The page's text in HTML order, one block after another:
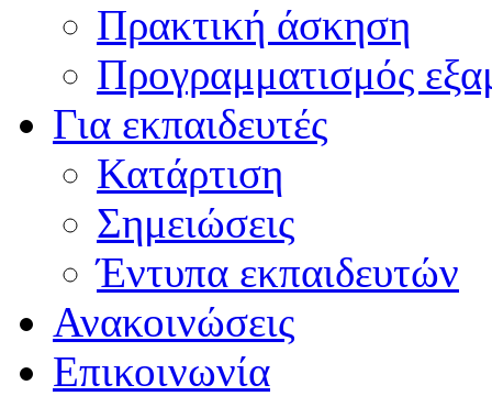
Πρακτική άσκηση
Προγραμματισμός
Για εκπαιδευτές
Κατάρτιση
Σημειώσεις
Έντυπα εκπαιδευτών
Ανακοινώσεις
Επικοινωνία